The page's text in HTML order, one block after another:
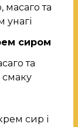
та
унагі
сиром
та
смаку
сир і